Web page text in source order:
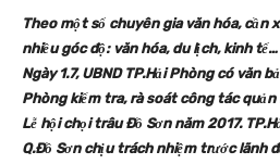
Theo một số chuyên gia văn hóa, cần
nhiều góc độ: văn hóa, du lịch, kinh
Ngày 1.7, UBND TP.Hải Phòng có văn
Phòng kiểm tra, rà soát công tác
Lễ hội chọi trâu Đồ Sơn năm 2017.
Q.Đồ Sơn chịu trách nhiệm trước lãnh